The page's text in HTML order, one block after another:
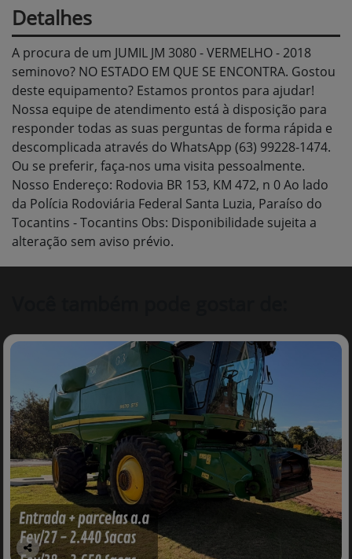
Detalhes
A procura de um JUMIL JM 3080 - VERMELHO - 2018
seminovo? NO ESTADO EM QUE SE ENCONTRA. Gostou
deste equipamento? Estamos prontos para ajudar!
Nossa equipe de atendimento está à disposição para
responder todas as suas perguntas de forma rápida e
descomplicada através do WhatsApp (63) 99228-1474.
Ou se preferir, faça-nos uma visita pessoalmente.
Nosso Endereço: Rodovia BR 153, KM 472, n 0 Ao lado
da Polícia Rodoviária Federal Santa Luzia, Paraíso do
Tocantins - Tocantins Obs: Disponibilidade sujeita a
alteração sem aviso prévio.